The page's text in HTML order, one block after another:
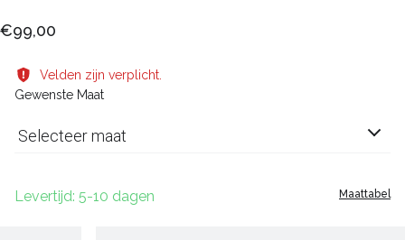
€99,00
Velden zijn verplicht.
Gewenste Maat
Selecteer maat
Maattabel
Levertijd: 5-10 dagen